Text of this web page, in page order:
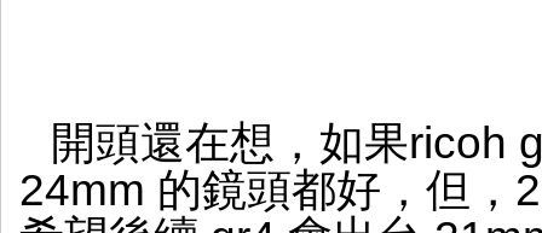
開頭還在想，如果ricoh
24mm 的鏡頭都好，但，